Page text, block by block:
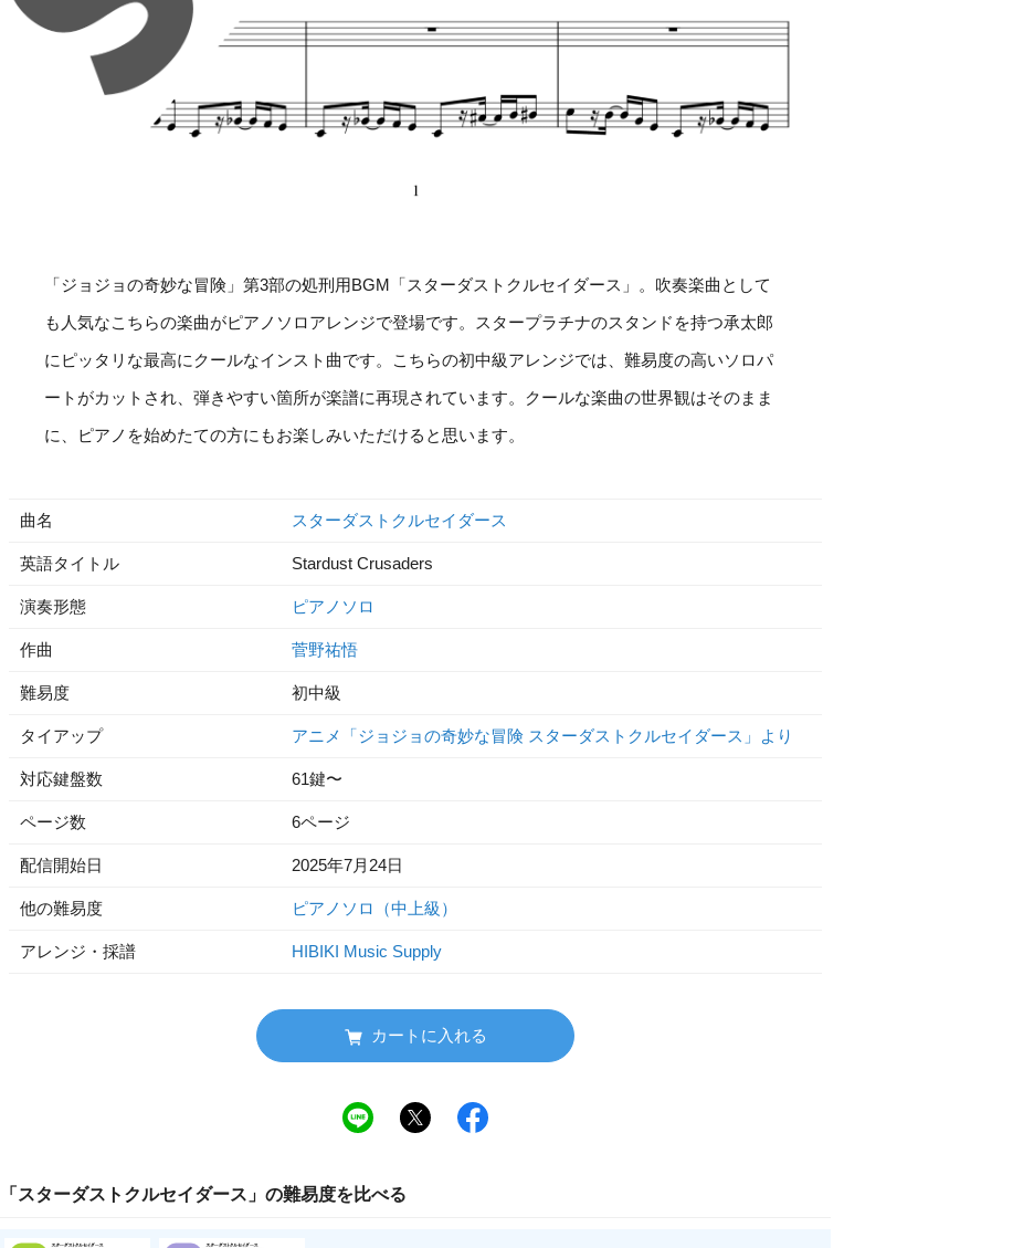
「ジョジョの奇妙な冒険」第3部の処刑用BGM「スターダストクルセイダース」。吹奏楽曲として
も人気なこちらの楽曲がピアノソロアレンジで登場です。スタープラチナのスタンドを持つ承太郎
にピッタリな最高にクールなインスト曲です。こちらの初中級アレンジでは、難易度の高いソロパ
ートがカットされ、弾きやすい箇所が楽譜に再現されています。クールな楽曲の世界観はそのまま
に、ピアノを始めたての方にもお楽しみいただけると思います。
曲名 スターダストクルセイダース
英語タイトル Stardust Crusaders
演奏形態 ピアノソロ
作曲 菅野祐悟
難易度 初中級
タイアップ アニメ「ジョジョの奇妙な冒険 スターダストクルセイダース」より
対応鍵盤数 61鍵〜
ページ数 6ページ
配信開始日 2025年7月24日
他の難易度 ピアノソロ（中上級）
アレンジ・採譜 HIBIKI Music Supply
カートに入れる
「 スターダストクルセイダース 」の難易度を比べる